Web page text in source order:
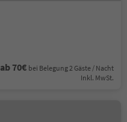
ab 70€ bei Belegung 2 Gäste / Nacht
Inkl. MwSt.